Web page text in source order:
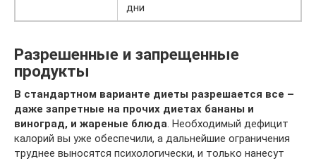
дни
Разрешенные и запрещенные
продукты
В стандартном варианте диеты разрешается все –
даже запретные на прочих диетах бананы и
виноград, и жареные блюда. Необходимый дефицит
калорий вы уже обеспечили, а дальнейшие ограничения
труднее выносятся психологически, и только нанесут